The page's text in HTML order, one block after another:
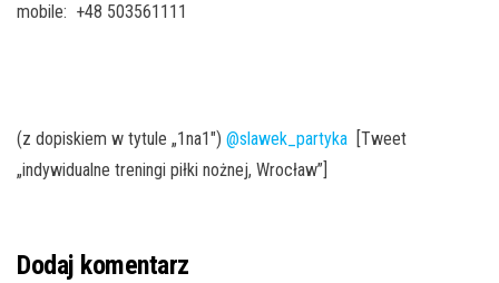
mobile: +48 503561111
(z dopiskiem w tytule „1na1″) @slawek_partyka [Tweet
„indywidualne treningi piłki nożnej, Wrocław”]
Dodaj komentarz